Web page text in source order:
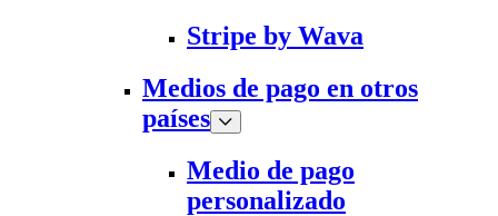
Stripe by Wava
Medios de pago en otros
países
Medio de pago
personalizado